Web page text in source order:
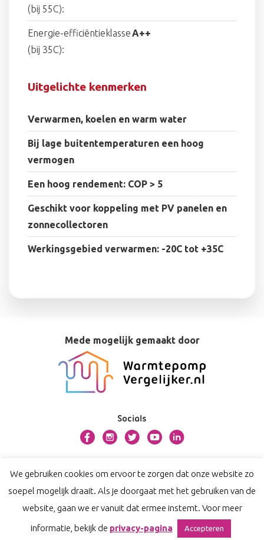
(bij 55C):
Energie-efficiëntieklasse
(bij 35C):
A++
Uitgelichte kenmerken
Verwarmen, koelen en warm water
Bij lage buitentemperaturen een hoog
vermogen
Een hoog rendement: COP > 5
Geschikt voor koppeling met PV panelen en
zonnecollectoren
Werkingsgebied verwarmen: -20C tot +35C
Mede mogelijk gemaakt door
Socials
Contact
Privacy
Disclaimer
We gebruiken cookies om ervoor te zorgen dat onze website zo
soepel mogelijk draait. Als je doorgaat met het gebruiken van de
website, gaan we er vanuit dat ermee instemt. Voor meer
informatie, bekijk de privacy-pagina Accepteren